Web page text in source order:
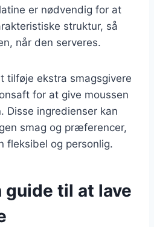
er nødvendig for at
struktur, så
når den serveres.
tilføje ekstra smagsgivere
for at give moussen
Disse ingredienser kan
smag og præferencer,
fleksibel og personlig.
til at lave